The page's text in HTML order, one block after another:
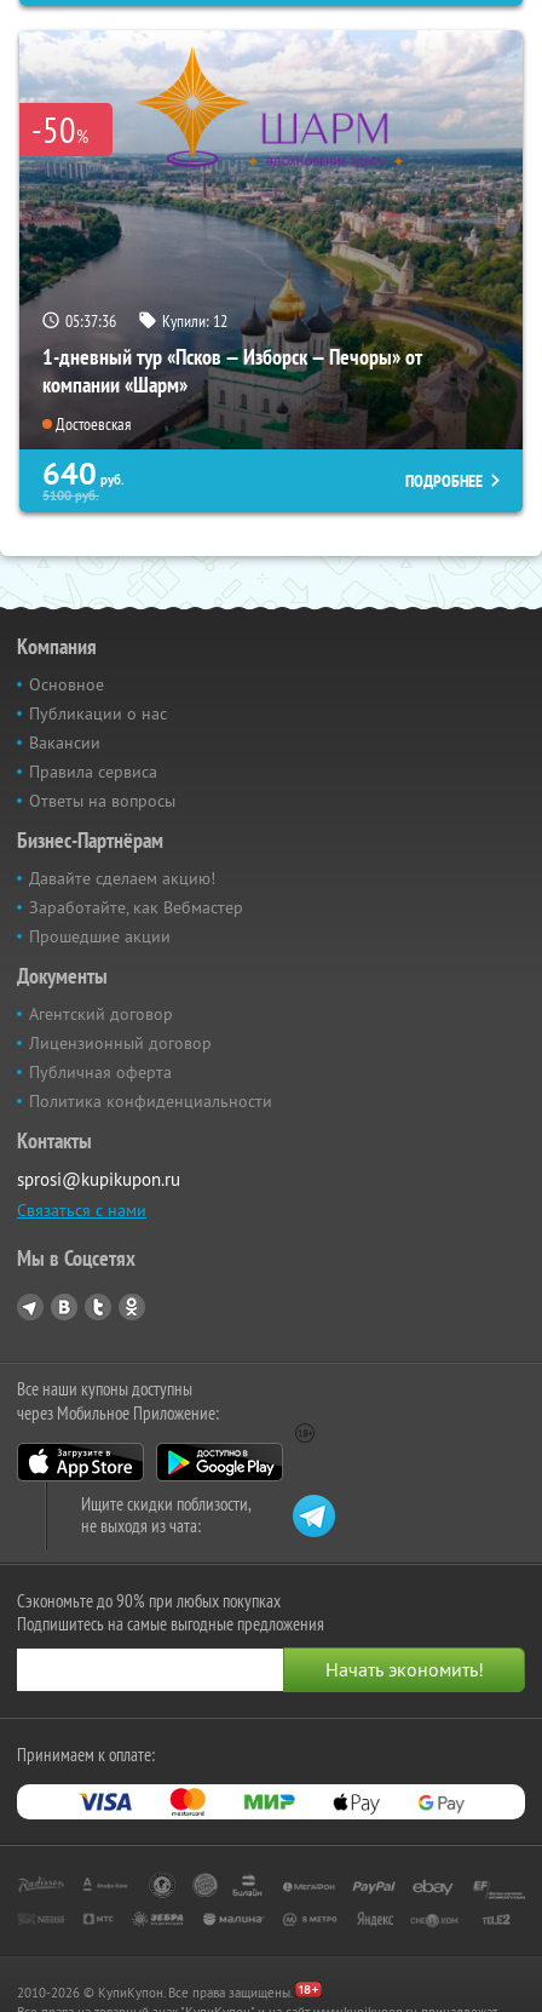
-50%
05:37:34 Купили:12
1-дневный тур «Псков — Изборск — Печоры» от
компании «Шарм»
Достоевская
640 руб.
5100руб.
ПОДРОБНЕЕ
Компания
Основное
Публикации о нас
Вакансии
Правила сервиса
Ответы на вопросы
Бизнес-Партнёрам
Давайте сделаем акцию!
Заработайте, как Вебмастер
Прошедшие акции
Документы
Агентский договор
Лицензионный договор
Публичная оферта
Политика конфиденциальности
Контакты
sprosi@kupikupon.ru
Связаться с нами
Мы в Соцсетях
Все наши купоны доступны
через Мобильное Приложение:
Ищите скидки поблизости,
не выходя из чата:
Сэкономьте до 90% при любых покупках
Подпишитесь на самые выгодные предложения
Принимаем к оплате:
2010-2026 © КупиКупон. Все права защищены.